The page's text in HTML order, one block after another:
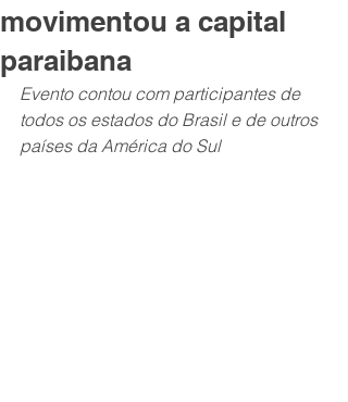
movimentou a capital
paraibana
Evento contou com participantes de
todos os estados do Brasil e de outros
países da América do Sul